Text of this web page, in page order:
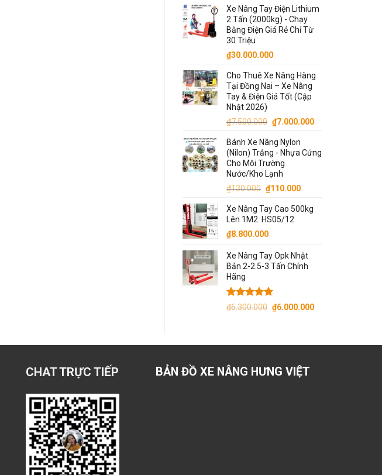
là:
₫6.700.000.
tại
Xe Nâng Tay Điện Lithium
2 Tấn (2000kg) - Chạy
Bằng Điện Giá Rẻ Chỉ Từ
30 Triệu
₫30.000.000
Cho Thuê Xe Nâng Hàng
Tại Đồng Nai – Xe Nâng
Tay & Điện Giá Tốt (Cập
Nhật 2026)
₫7.500.000 Giá
là:
₫7.500.000.
₫7.000.000Giá
là:
Bánh Xe Nâng Nylon
(Nilon) Trắng - Nhựa Cứng
Cho Môi Trường
Nước/Kho Lạnh
₫130.000 Giá
là:
₫130.000.
₫110.000Giá
tại
Xe Nâng Tay Cao 500kg
Lên 1M2. HS05/12
₫8.800.000
Xe Nâng Tay Opk Nhật
Bản 2-2.5-3 Tấn Chính
Hãng
Được xếp
₫6.300.000 Giá
₫6.300.000.
₫6.000.000Giá
là:
CHAT TRỰC TIẾP BẢN ĐỒ XE NÂNG HƯNG VIỆT